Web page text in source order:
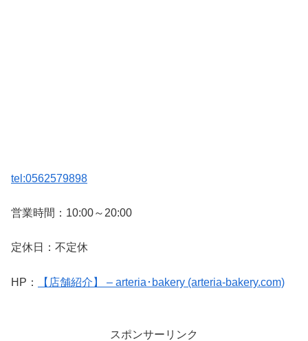
tel:0562579898
営業時間：10:00～20:00
定休日：不定休
HP： 【店舗紹介】 – arteria･bakery (arteria-bakery.com)
スポンサーリンク